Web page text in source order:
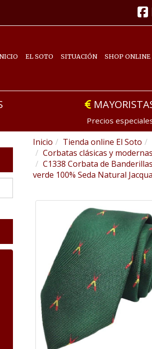
EL SOTO SITUACIÓN SHOP ONLINE
Precios
Inicio Tienda online El Soto
Corbatas clásicas y modernas
C1338 Corbata de
verde 100% Seda Natural